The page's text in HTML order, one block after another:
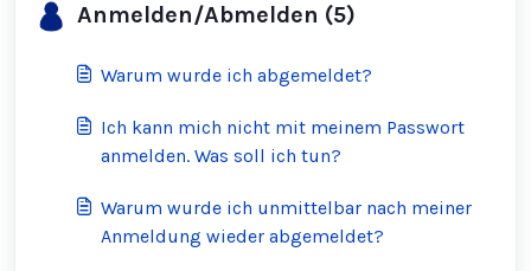
Anmelden/Abmelden (5)
Warum wurde ich abgemeldet?
Ich kann mich nicht mit meinem Passwort
anmelden. Was soll ich tun?
Warum wurde ich unmittelbar nach meiner
Anmeldung wieder abgemeldet?